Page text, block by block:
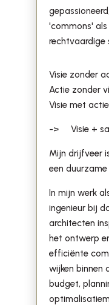
'commons'
rechtvaardige
Visie zonder
Actie zonder
Visie met
-> Visie +
Mijn drijfveer
een
In mijn werk
ingenieur bij
architecten
het ontwerp
efficiënte
wijken binnen
budget,